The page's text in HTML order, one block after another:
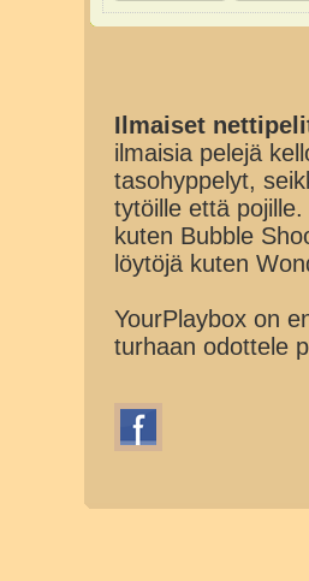
Ilmaiset
ilmaisia pelejä
tasohyppelyt,
tytöille että
kuten Bubble
löytöjä kuten
YourPlaybox on
turhaan odottele